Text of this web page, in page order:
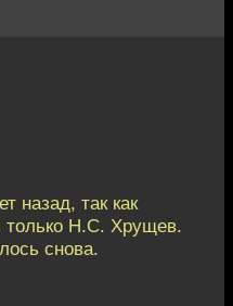
назад, так как
только Н.С. Хрущев.
снова.